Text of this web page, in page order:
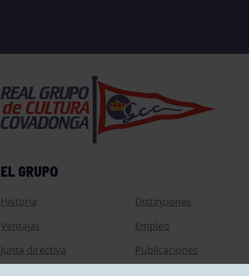
EL GRUPO
Historia
Distinciones
Ventajas
Empleo
Junta directiva
Publicaciones